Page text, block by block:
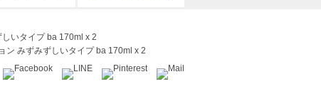
いタイプ ba 170ml x 2
ン みずみずしいタイプ ba 170ml x 2